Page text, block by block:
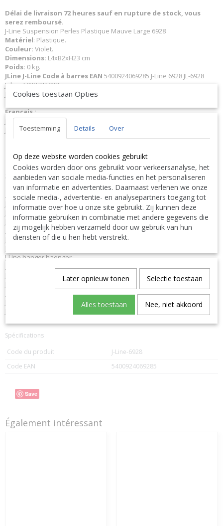
Délai de livraison 72 heures sauf en rupture de stock, vous
serez remboursé.
J-Line Suspension Perles Plastique Mauve Large 6928
Matériel: Plastique.
Couleur: Violet.
Dimensions: L4xB2xH23 cm
Poids: 0 kg.
JLine J-Line Code à barres EAN 5400924069285 J-Line 6928 JL-6928
Jolipa 6928 JO6928
J-Line by Jolipa Catégorie: objets deco suspension
Français :
J-Line by Jolipa Suspension Perles Plastique Mauve Large
J-Line pendeloques
||We ship also abroad. Feel free to contact us
auch im Ausland. Bitte kontaktieren Sie uns. TEL: 0032 9 378 24
30 orContact Bcosy 1 CLICK HERE !
English:
J-Line by Jolipa Category: decorative objects pendant
J Line Hanger Pearl Plastic Purple Large
J-Line pendants
Deutsch:
J-Line by Jolipa Kategorie: deko-objekte anhänger
J-Line hanger haenger
J-Line by Jolipa Categoria: oggetti di decorazione ciondolo
J Line Sospensione Perle Plastica Malva Large
J-Line by Jolipa Categoría: objetos deco pendiente
Spécifications
Code du produit
J-Line-6928
Code EAN
5400924069285
Save
Également intéressant
Cookies toestaan Opties
Toestemming Details Over
Op deze website worden cookies gebruikt
Cookies worden door ons gebruikt voor verkeersanalyse, het
aanbieden van sociale media-functies en het personaliseren
van informatie en advertenties. Daarnaast verlenen we onze
sociale media-, advertentie- en analysepartners toegang tot
informatie over hoe u onze site gebruikt. Zij kunnen deze
informatie gebruiken in combinatie met andere gegevens die
zij mogelijk hebben verzameld door uw gebruik van hun
diensten of die u hen hebt verstrekt.
Later opnieuw tonen Selectie toestaan
Alles toestaan Nee, niet akkoord